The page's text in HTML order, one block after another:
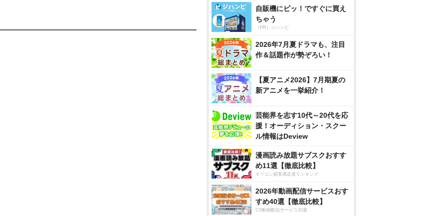
自販機にピッ！ですぐに買え
ちゃう
（PR）ジハンピ
2026年7月夏ドラマも、注目
作＆話題作が勢ぞろい！
【夏アニメ2026】7月期夏の
新アニメを一挙紹介！
芸能界を志す10代～20代を応
援！オーディション・スクー
ル情報はDeview
漫画読み放題サブスクおすす
め11選【徹底比較】
オリコン顧客満足度ランキング
2026年動画配信サービスおす
すめ40選【徹底比較】
CS動画配信サービス20選